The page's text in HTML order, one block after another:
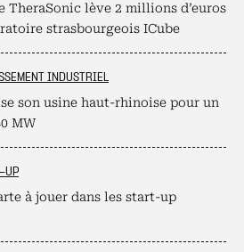
TheraSonic lève 2 millions d’euros
strasbourgeois ICube
INDUSTRIEL
son usine haut-rhinoise pour un
MW
UP
à jouer dans les start-up